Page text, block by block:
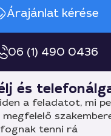
Árajánlat kérése
06 (1) 490 0436
és
a feladatot, mi
tenni rá